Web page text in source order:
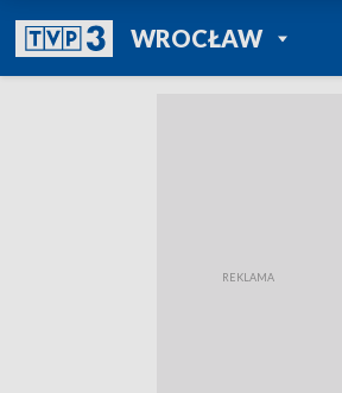
WROCŁAWPOWRÓT DO
TVP REGIONY